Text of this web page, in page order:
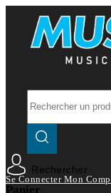
Rechercher
Se Connecter Mon
Panier